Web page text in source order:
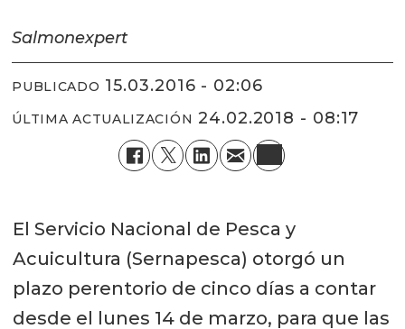
Salmonexpert
PUBLICADO 15.03.2016 - 02:06
ÚLTIMA ACTUALIZACIÓN 24.02.2018 - 08:17
El Servicio Nacional de Pesca y
Acuicultura (Sernapesca) otorgó un
plazo perentorio de cinco días a contar
desde el lunes 14 de marzo, para que las